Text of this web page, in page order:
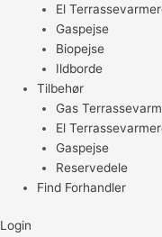
El
Gaspejse
Biopejse
Ildborde
Tilbehør
Gas
El
Gaspejse
Reservedele
Find Forhandler
Login